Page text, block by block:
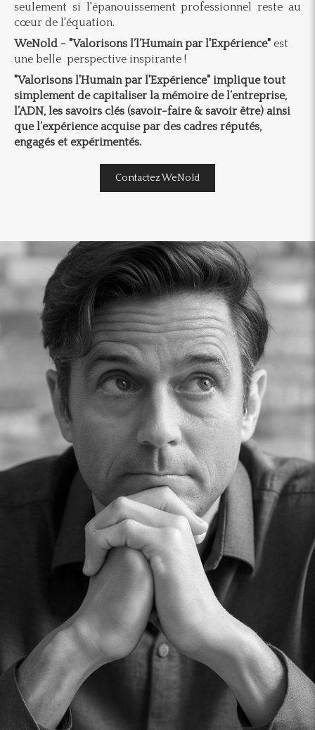
seulement si l'épanouissement professionnel reste au
cœur de l'équation.
WeNold - "Valorisons l’l’Humain par l'Expérience" est
une belle perspective inspirante !
"Valorisons l'Humain par l'Expérience" implique tout
simplement de capitaliser la mémoire de l’entreprise,
l’ADN, les savoirs clés (savoir-faire & savoir être) ainsi
que l’expérience acquise par des cadres réputés,
engagés et expérimentés.
Contactez WeNold